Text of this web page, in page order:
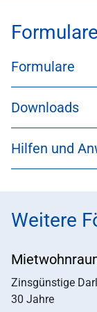
Formulare
Downloads
Hilfen und
Weitere
Zinsgünstige
30 Jahre